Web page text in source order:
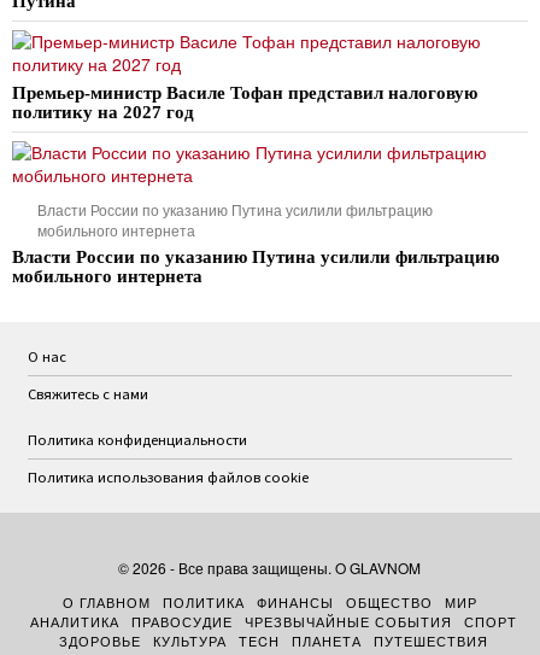
Премьер-министр Василе Тофан представил налоговую
политику на 2027 год
Власти России по указанию Путина усилили фильтрацию
мобильного интернета
Власти России по указанию Путина усилили фильтрацию
мобильного интернета
О нас
Свяжитесь с нами
Политика конфиденциальности
Политика использования файлов cookie
©2026 - Все права защищены. O GLAVNOM
О ГЛАВНОМ ПОЛИТИКА ФИНАНСЫ ОБЩЕСТВО
МИР
АНАЛИТИКА
ПРАВОСУДИЕ ЧРЕЗВЫЧАЙНЫЕ СОБЫТИЯ
СПОРТ
ЗДОРОВЬЕ
КУЛЬТУРА TECH ПЛАНЕТА
ПУТЕШЕСТВИЯ